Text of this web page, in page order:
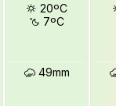
20ºC
7ºC
49mm